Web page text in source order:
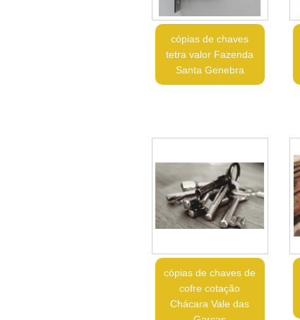
cópias de chaves
tetra valor Fazenda
Santa Genebra
cópias de chaves de
cofre cotação
Chácara Vale das